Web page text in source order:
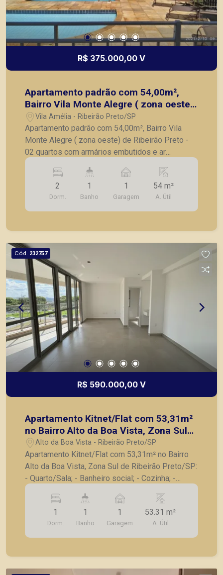
R$ 375.000,00 V
Apartamento padrão com 54,00m²,
Bairro Vila Monte Alegre ( zona oeste)
de Ribeirão Preto
Vila Amélia - Ribeirão Preto/SP
Apartamento padrão com 54,00m², Bairro Vila
Monte Alegre ( zona oeste) de Ribeirão Preto -
02 quartos com armários embutidos e ar
condicionado, - banheiro social, - sala para 2
ambientes, - sacada, - cozinha planejada, -
lavanderia, -1 vaga de garagem. A Piramid tem
como objetivo atender seus clientes com
agilidade e segurança, em locação, vendas de
Preto.
2
Dorm.
1
Banho
1
Garagem
54 m²
A. Útil
Cód. 232757
R$ 590.000,00 V
Apartamento Kitnet/Flat com 53,31m²
no Bairro Alto da Boa Vista, Zona Sul
de Ribeirão Preto/SP:
Alto da Boa Vista - Ribeirão Preto/SP
Apartamento Kitnet/Flat com 53,31m² no Bairro
Alto da Boa Vista, Zona Sul de Ribeirão Preto/SP:
- Quarto/Sala; - Banheiro social; - Cozinha; -
Lavanderia; - Varanda gourmet; - 1 Vaga de
garagem. A Piramid tem como objetivo atender
seus clientes com agilidade e segurança, em
locação, vendas de imóveis prontos, usados ou
mesmo nos principais lançamentos da cidade de
1
Dorm.
1
Banho
1
Garagem
53.31 m²
A. Útil